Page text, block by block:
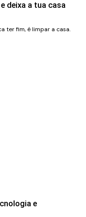
deixa a tua casa
ter fim, é limpar a casa.
e